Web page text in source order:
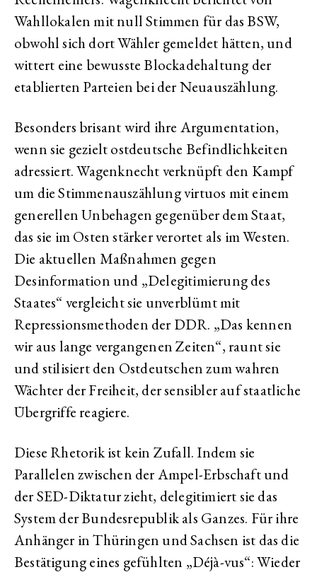
Wahllokalen mit null Stimmen für das BSW,
obwohl sich dort Wähler gemeldet hätten, und
wittert eine bewusste Blockadehaltung der
etablierten Parteien bei der Neuauszählung.
Besonders brisant wird ihre Argumentation,
wenn sie gezielt ostdeutsche Befindlichkeiten
adressiert. Wagenknecht verknüpft den Kampf
um die Stimmenauszählung virtuos mit einem
generellen Unbehagen gegenüber dem Staat,
das sie im Osten stärker verortet als im Westen.
Die aktuellen Maßnahmen gegen
Desinformation und „Delegitimierung des
Staates“ vergleicht sie unverblümt mit
Repressionsmethoden der DDR. „Das kennen
wir aus lange vergangenen Zeiten“, raunt sie
und stilisiert den Ostdeutschen zum wahren
Wächter der Freiheit, der sensibler auf staatliche
Übergriffe reagiere.
Diese Rhetorik ist kein Zufall. Indem sie
Parallelen zwischen der Ampel-Erbschaft und
der SED-Diktatur zieht, delegitimiert sie das
System der Bundesrepublik als Ganzes. Für ihre
Anhänger in Thüringen und Sachsen ist das die
Bestätigung eines gefühlten „Déjà-vus“: Wieder